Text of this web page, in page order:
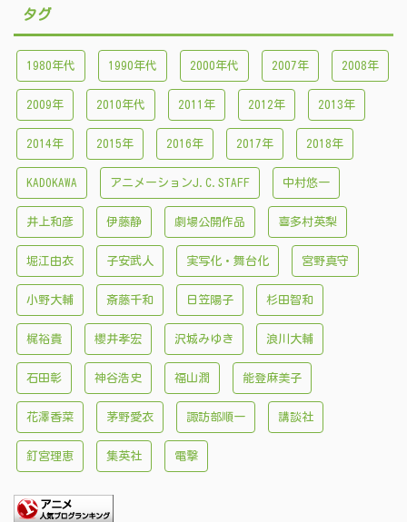
タグ
1980年代 1990年代 2000年代 2007年 2008年
2009年 2010年代 2011年 2012年 2013年
2014年 2015年 2016年 2017年 2018年
KADOKAWA アニメーションJ.C.STAFF 中村悠一
井上和彦 伊藤静 劇場公開作品 喜多村英梨
堀江由衣 子安武人 実写化・舞台化 宮野真守
小野大輔 斎藤千和 日笠陽子 杉田智和
梶裕貴 櫻井孝宏 沢城みゆき 浪川大輔
石田彰 神谷浩史 福山潤 能登麻美子
花澤香菜 茅野愛衣 諏訪部順一 講談社
釘宮理恵 集英社 電撃